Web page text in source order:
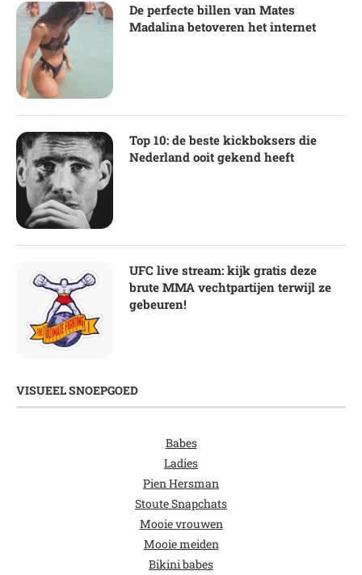
De perfecte billen van Mates
Madalina betoveren het internet
Top 10: de beste kickboksers die
Nederland ooit gekend heeft
UFC live stream: kijk gratis deze
brute MMA vechtpartijen terwijl ze
gebeuren!
VISUEEL SNOEPGOED
Babes
Ladies
Pien Hersman
Stoute Snapchats
Mooie vrouwen
Mooie meiden
Bikini babes